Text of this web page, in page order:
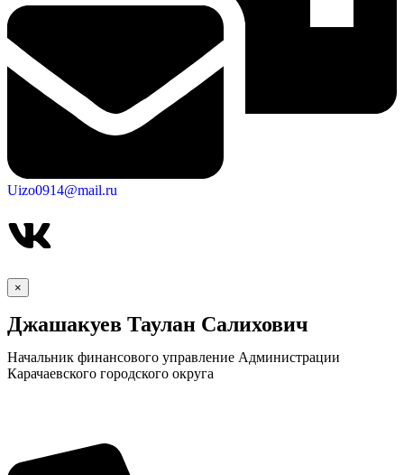
Uizo0914@mail.ru
×
Джашакуев Таулан Салихович
Начальник финансового управление Администрации
Карачаевского городского округа